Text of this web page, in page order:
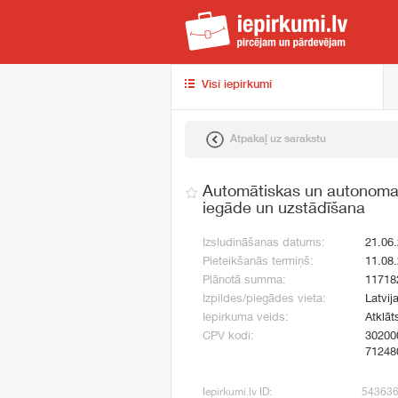
Visi iepirkumi
Atpakaļ uz sarakstu
Automātiskas un
iegāde un uzstādīšana
Izsludināšanas datums:
Pieteikšanās termiņš:
Plānotā summa:
Izpildes/piegādes vieta:
Iepirkuma veids:
CPV kodi:
Iepirkumi.lv ID: